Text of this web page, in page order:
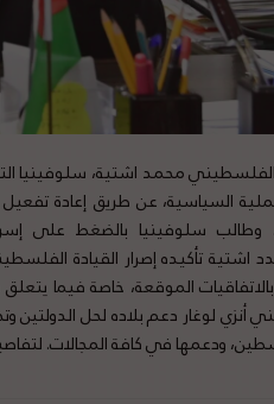
محمد اشتية، سلوفينيا
السياسية، عن طريق إعادة
وطالب سلوفينيا بالضغط على
تأكيده إصرار القيادة
بالاتفاقيات الموقعة، خاصة فيما
أنزي لوغار دعم بلاده لحل
ودعمها في كافة المجالات.